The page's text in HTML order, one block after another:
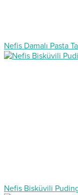
Nefis Damalı Pasta
Nefis Bisküvili